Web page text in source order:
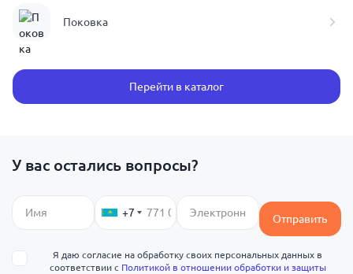
Поковка
Перейти в каталог
У вас остались вопросы?
+7 Отправить
Я даю согласие на обработку своих персональных данных в
соответствии с Политикой в отношении обработки и защиты